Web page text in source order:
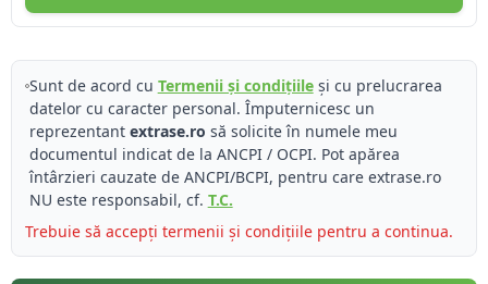
Sunt de acord cu Termenii și condițiileși cu prelucrarea
datelor cu caracter personal. Împuternicesc un
reprezentant extrase.ro să solicite în numele meu
documentul indicat de la ANCPI / OCPI. Pot apărea
întârzieri cauzate de ANCPI/BCPI, pentru care extrase.ro
NU este responsabil, cf. T.C.
Trebuie să accepți termenii și condițiile pentru a continua.